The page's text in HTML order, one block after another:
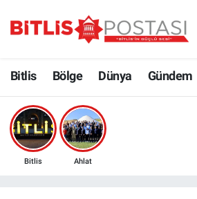
Bitlis Bölge Dünya Gündem
Bitlis Ahlat
Bölge
Çevre
Bitlis Trafik Yoğunluk Haritası
Süper Lig Puan Durumu ve